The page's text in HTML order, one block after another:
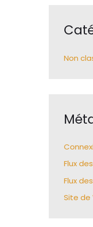
Non
Flux
Flux
Site de